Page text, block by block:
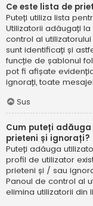
Ce este lista de
Puteți utiliza lista
Utilizatorii adăugați
control al
sunt identificați și
funcție de șablonul
pot fi afișate
ignorați, toate
Sus
Cum puteți
prieteni și ignorați?
Puteți adăuga
profil de utilizator
prieteni și / sau
Panoul de control al
elimina utilizatorii din